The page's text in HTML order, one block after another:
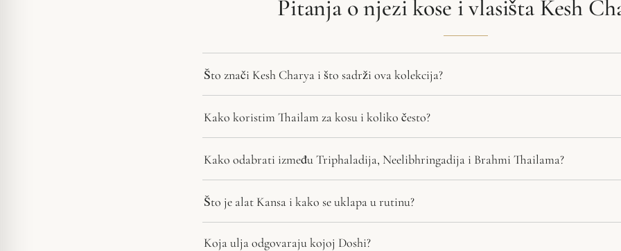
Pitanja o njezi kose i vlasišta Kesh
Što znači Kesh Charya i što sadrži ova kolekcija?
Kako koristim Thailam za kosu i koliko često?
Kako odabrati između Triphaladija, Neelibhringadija i Brahmi Thailama?
Što je alat Kansa i kako se uklapa u rutinu?
Koja ulja odgovaraju kojoj Doshi?